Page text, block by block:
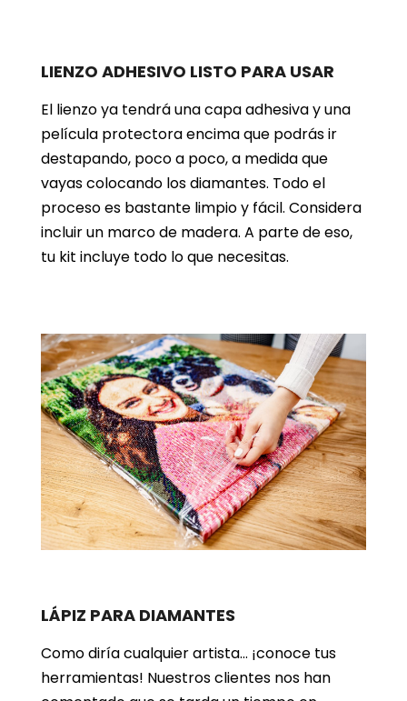
LIENZO ADHESIVO LISTO PARA USAR
El lienzo ya tendrá una capa adhesiva y una
película protectora encima que podrás ir
destapando, poco a poco, a medida que
vayas colocando los diamantes. Todo el
proceso es bastante limpio y fácil. Considera
incluir un marco de madera. A parte de eso,
tu kit incluye todo lo que necesitas.
LÁPIZ PARA DIAMANTES
Como diría cualquier artista… ¡conoce tus
herramientas! Nuestros clientes nos han